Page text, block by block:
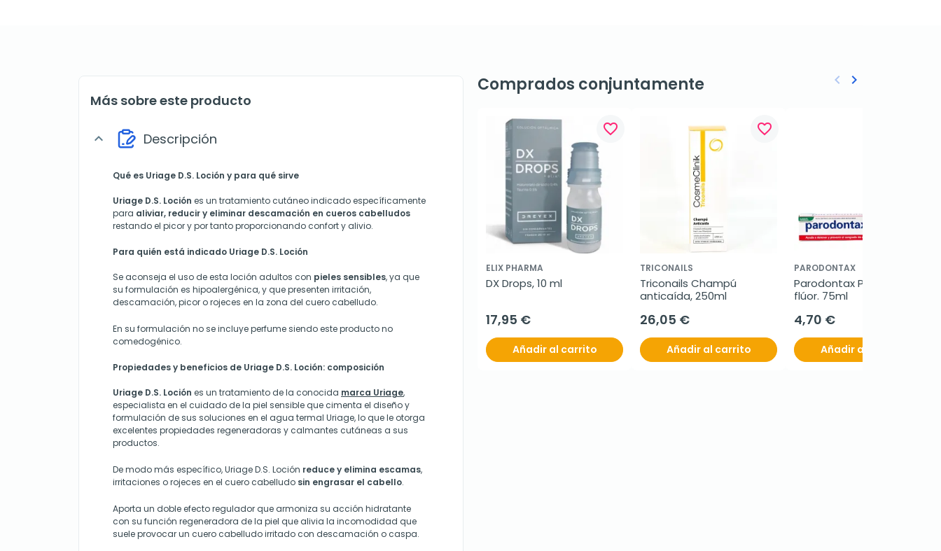
Más sobre este producto
expand_more Descripción
Qué es Uriage D.S. Loción y para qué sirve
Uriage D.S. Loción es un tratamiento cutáneo indicado específicamente
para aliviar, reducir y eliminar descamación en cueros cabelludos
restando el picor y por tanto proporcionando confort y alivio.
Para quién está indicado Uriage D.S. Loción
Se aconseja el uso de esta loción adultos con pieles sensibles, ya que
su formulación es hipoalergénica, y que presenten irritación,
descamación, picor o rojeces en la zona del cuero cabelludo.
En su formulación no se incluye perfume siendo este producto no
comedogénico.
Propiedades y beneficios de Uriage D.S. Loción: composición
Uriage D.S. Loción es un tratamiento de la conocida marca Uriage,
especialista en el cuidado de la piel sensible que cimenta el diseño y
formulación de sus soluciones en el agua termal Uriage, lo que le otorga
excelentes propiedades regeneradoras y calmantes cutáneas a sus
productos.
De modo más específico, Uriage D.S. Loción reduce y elimina escamas,
irritaciones o rojeces en el cuero cabelludo sin engrasar el cabello.
Aporta un doble efecto regulador que armoniza su acción hidratante
con su función regeneradora de la piel que alivia la incomodidad que
suele provocar un cuero cabelludo irritado con descamación o caspa.
Comprados conjuntamente
favorite_border
ELIX PHARMA
DX Drops, 10 ml
17,95 €
Añadir al carrito
favorite_border
TRICONAILS
Triconails Champú
anticaída, 250ml
26,05 €
Añadir al carrito
PARODONTAX
Parodontax Pasta sin
flúor. 75ml
4,70 €
Añadir al carrito
Anterior
keyboard_arrow_left Siguiente
keyboard_arrow_right